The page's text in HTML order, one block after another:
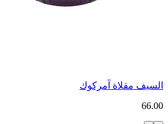
السيف مقلاة آمركوك
66.00